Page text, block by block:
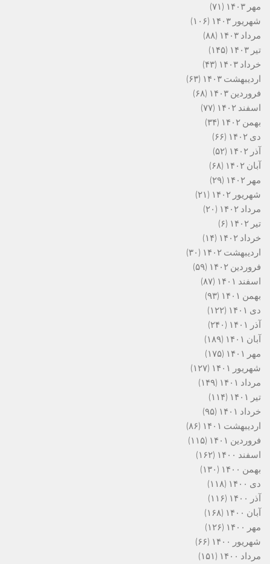
مهر ۱۴۰۳
(۷۱)
شهریور ۱۴۰۳
(۱۰۶)
مرداد ۱۴۰۳
(۸۸)
تیر ۱۴۰۳
(۱۴۵)
خرداد ۱۴۰۳
(۴۳)
اردیبهشت ۱۴۰۳
(۶۳)
فروردین ۱۴۰۳
(۶۸)
اسفند ۱۴۰۲
(۷۷)
بهمن ۱۴۰۲
(۳۴)
دی ۱۴۰۲
(۶۶)
آذر ۱۴۰۲
(۵۲)
آبان ۱۴۰۲
(۶۸)
مهر ۱۴۰۲
(۲۹)
شهریور ۱۴۰۲
(۲۱)
مرداد ۱۴۰۲
(۲۰)
تیر ۱۴۰۲
(۶)
خرداد ۱۴۰۲
(۱۴)
اردیبهشت ۱۴۰۲
(۳۰)
فروردین ۱۴۰۲
(۵۹)
اسفند ۱۴۰۱
(۸۷)
بهمن ۱۴۰۱
(۹۳)
دی ۱۴۰۱
(۱۲۲)
آذر ۱۴۰۱
(۲۴۰)
آبان ۱۴۰۱
(۱۸۹)
مهر ۱۴۰۱
(۱۷۵)
شهریور ۱۴۰۱
(۱۲۷)
مرداد ۱۴۰۱
(۱۴۹)
تیر ۱۴۰۱
(۱۱۴)
خرداد ۱۴۰۱
(۹۵)
اردیبهشت ۱۴۰۱
(۸۶)
فروردین ۱۴۰۱
(۱۱۵)
اسفند ۱۴۰۰
(۱۶۲)
بهمن ۱۴۰۰
(۱۳۰)
دی ۱۴۰۰
(۱۱۸)
آذر ۱۴۰۰
(۱۱۶)
آبان ۱۴۰۰
(۱۶۸)
مهر ۱۴۰۰
(۱۲۶)
شهریور ۱۴۰۰
(۶۶)
مرداد ۱۴۰۰
(۱۵۱)